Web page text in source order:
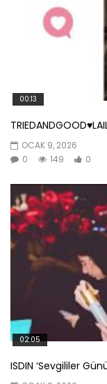
00:13
OCAK 9, 2026
0
149 0
02:05
ISDIN ‘Sevgililer